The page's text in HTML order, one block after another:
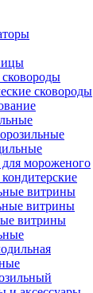
сковороды
мороженого
витрины
витрины
витрины